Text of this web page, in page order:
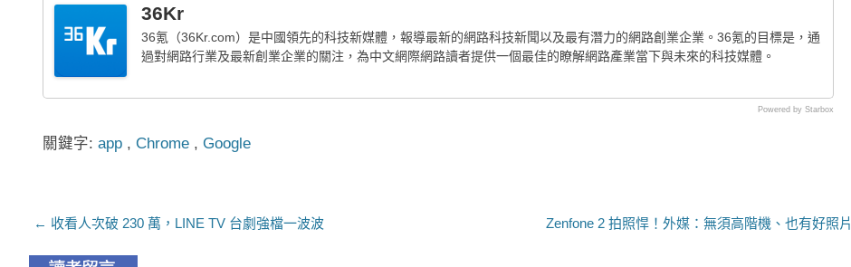
36Kr
36氪（36Kr.com）是中國領先的科技新媒體，報導最新的網路科技新聞以及最有潛力的網路創業企業。36氪的目標是，通
過對網路行業及最新創業企業的關注，為中文網際網路讀者提供一個最佳的瞭解網路產業當下與未來的科技媒體。
Powered by Starbox
關鍵字: app , Chrome , Google
文章導航列
← 收看人次破 230 萬，LINE TV 台劇強檔一波波 Zenfone 2 拍照悍！外媒：無須高階機、也有好照片